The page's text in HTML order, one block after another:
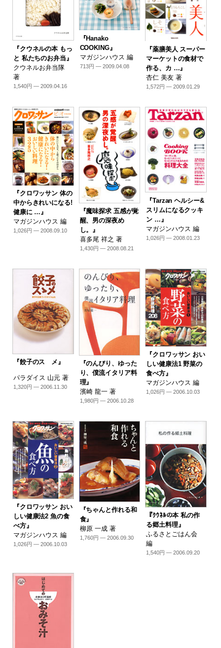
『クウネルの本 もっ
と 私たちのお弁当』
クウネルお弁当隊
著
1,540円 — 2009.04.16
『Hanako
COOKING』
マガジンハウス 編
713円 — 2009.04.08
『薬膳美人 スーパー
マーケットの食材で
作る、カ …』
杏仁 美友 著
1,572円 — 2009.01.29
『クロワッサン 体の
中からきれいになる!
健康に …』
マガジンハウス 編
1,026円 — 2008.09.10
『魔味探求 五感が覚
醒、男の深夜め
し。』
喜多尾 祥之 著
1,430円 — 2008.08.21
『Tarzan ヘルシー&
スリムになるクッキ
ン …』
マガジンハウス 編
1,026円 — 2008.01.23
『餃子のスゝメ』
パラダイス 山元 著
1,320円 — 2006.11.30
『のんびり、ゆった
り、僕流イタリア料
理』
濱崎 龍一 著
1,980円 — 2006.10.28
『クロワッサン おい
しい健康法1 野菜の
食べ方』
マガジンハウス 編
1,026円 — 2006.10.03
『クロワッサン おい
しい健康法2 魚の食
べ方』
マガジンハウス 編
1,026円 — 2006.10.03
『ちゃんと作れる和
食』
柳原 一成 著
1,760円 — 2006.09.30
『ｸｳﾈﾙの本 私の作
る郷土料理』
ふるさとごはん会
編
1,540円 — 2006.09.20